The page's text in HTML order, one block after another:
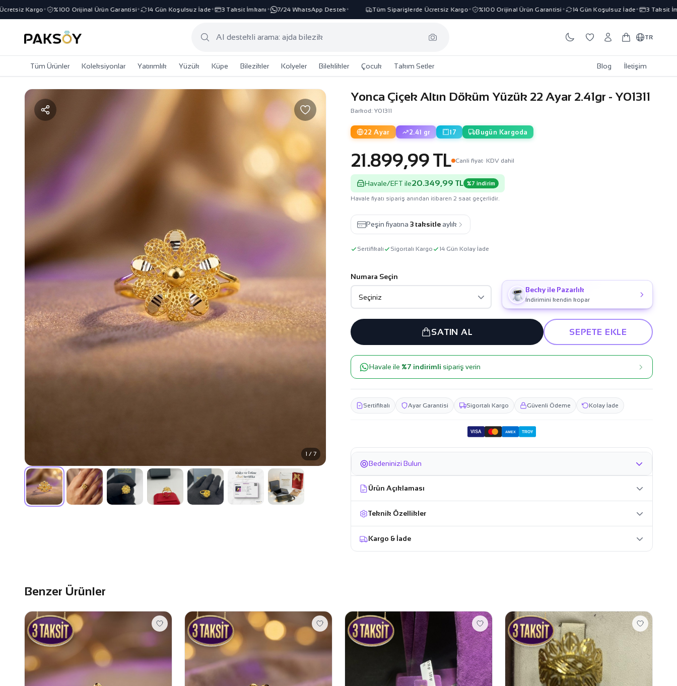
Kargo✦ %100 Orijinal Ürün Garantisi✦ 14 Gün Koşulsuz İade ✦ 3 Taksit İmkanı✦ 7/24 WhatsApp Destek✦ Tüm Siparişlerde Ücretsiz Kargo✦ %100 Orijinal Ürün Garantisi✦ 14 Gün Koşulsuz İade ✦ 3 Taksit
TR
Tüm Ürünler Koleksiyonlar Yatırımlık Yüzük Küpe Bilezikler Kolyeler Bileklikler Çocuk Takım Setler Blog İletişim
1 / 7
Yonca Çiçek Altın Döküm Yüzük 22 Ayar 2.41gr - Y01311
Barkod: Y01311
22 Ayar 2.41 gr 17 Bugün Kargoda
21.899,99 TL Canli fiyat· KDV dahil
Havale/EFT ile20.349,99 TL %7 indirim
Havale fiyatı sipariş anından itibaren 2 saat geçerlidir.
Peşin fiyatına 3 taksitle aylık
Sertifikalı Sigortalı Kargo 14 Gün Kolay İade
Numara Seçin
Becky ile Pazarlık
İndirimini kendin kopar
SATIN AL SEPETE EKLE
Havale ile %7 indirimli sipariş verin
Sertifikalı Ayar Garantisi Sigortalı Kargo Güvenli Ödeme Kolay İade
VISA AMEX TROY
Bedeninizi Bulun
Ürün Açıklaması
Teknik Özellikler
Kargo & İade
Benzer Ürünler